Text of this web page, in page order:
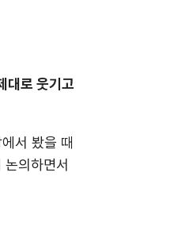
대로 웃기고
서 봤을 때
의하면서